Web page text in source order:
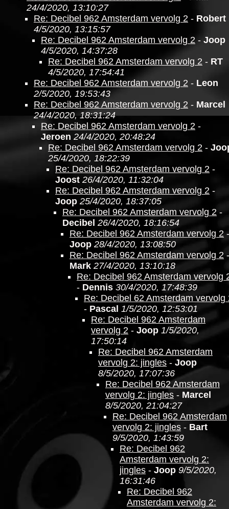
24/4/2020, 13:10:27
Re: Decibel 962 Amsterdam vervolg 2 - Robert
4/5/2020, 13:15:57
Re: Decibel 962 Amsterdam vervolg 2 - Joop
4/5/2020, 14:37:28
Re: Decibel 962 Amsterdam vervolg 2 - RT
4/5/2020, 17:54:41
Re: Decibel 962 Amsterdam vervolg 2 - Leon
2/5/2020, 19:53:43
Re: Decibel 962 Amsterdam vervolg 2 - Marcel
24/4/2020, 18:31:24
Re: Decibel 962 Amsterdam vervolg 2 -
Jeroen 24/4/2020, 20:48:24
Re: Decibel 962 Amsterdam vervolg 2 -
25/4/2020, 18:22:39
Re: Decibel 962 Amsterdam vervolg 2 -
Joost 26/4/2020, 11:32:04
Re: Decibel 962 Amsterdam vervolg 2 -
Joop 25/4/2020, 18:37:05
Re: Decibel 962 Amsterdam vervolg 2 -
Decibel 26/4/2020, 18:16:54
Re: Decibel 962 Amsterdam vervolg 2 -
Joop 28/4/2020, 13:08:50
Re: Decibel 962 Amsterdam vervolg 2 -
Mark 27/4/2020, 13:10:18
Re: Decibel 962 Amsterdam vervolg
- Dennis 30/4/2020, 17:48:39
Re: Decibel 62 Amsterdam vervolg
- Pascal 1/5/2020, 12:53:01
Re: Decibel 962 Amsterdam
vervolg 2 - Joop 1/5/2020,
17:50:14
Re: Decibel 962 Amsterdam
vervolg 2: jingles - Joop
8/5/2020, 17:07:36
Re: Decibel 962 Amsterdam
vervolg 2: jingles - Marcel
8/5/2020, 21:04:27
Re: Decibel 962 Amsterdam
vervolg 2: jingles - Bart
9/5/2020, 1:43:59
Re: Decibel 962
Amsterdam vervolg 2:
jingles - Joop 9/5/2020,
16:31:46
Re: Decibel 962
Amsterdam vervolg 2: